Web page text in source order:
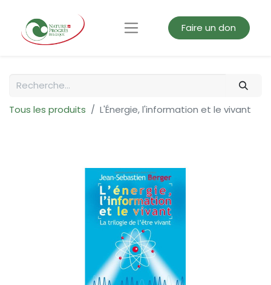
Faire un don
Tous les produits L'Énergie, l'information et le vivant